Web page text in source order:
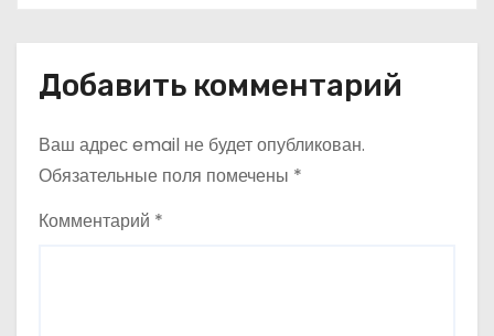
я
Добавить комментарий
Ваш адрес email не будет опубликован.
Обязательные поля помечены *
Комментарий *